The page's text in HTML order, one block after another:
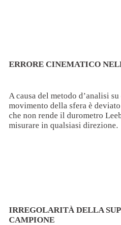
ERRORE CINEMATICO
A causa del metodo d’analisi
movimento della sfera è
che non rende il durometro
misurare in qualsiasi direzione.
IRREGOLARITÀ DELLA
CAMPIONE